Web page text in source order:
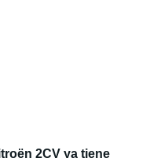
2CV ya tiene